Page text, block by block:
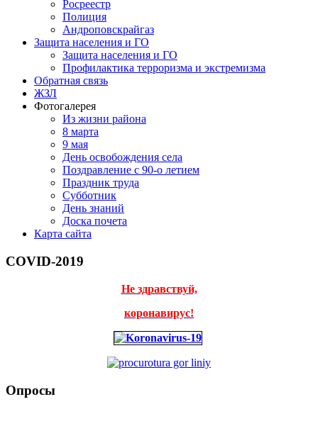
Росреестр
Полиция
Андроповскрайгаз
Защита населения и ГО
Защита населения и ГО
Профилактика терроризма и экстремизма
Обратная связь
ЖЗЛ
Фотогалерея
Из жизни района
8 марта
9 мая
День освобождения села
Поздравление с 90-о летием
Праздник труда
Субботник
День знаний
Доска почета
Карта сайта
COVID-2019
Не здравствуй,
коронавирус!
Опросы